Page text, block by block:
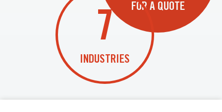
FOR A QUOTE
7
INDUSTRIES